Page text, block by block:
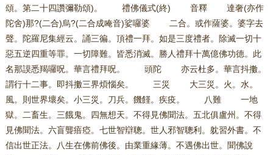
頌。第二十四讚彌勒頌)。 禮佛儀式(終) 音釋 達奢(亦作
陀舍)那?(二合)烏?(二合成唵音)娑囉婆 二合。或作薩婆。婆字去
聲。陀羅尼集經云。誦三徧。頂禮一拜。如是三度禮者。除滅一切十
惡五逆四重等罪。一切障難。皆悉消滅。勝人禮拜十萬億佛功德。此
名那謨悉羯囉呪。華言禮拜呪。 頭陀 亦云杜多。華言抖擻。
謂行十二事。即抖擻三界煩惱矣。 三災 大三災。火。水。
風。則世界壞矣。小三災。刀兵。饑饉。疾疫。 八難 一地
獄。二畜生。三餓鬼。四無想天。不得見佛聞法。五北俱盧州。不得
見佛聞法。六盲聾瘖瘂。七世智辯聰。世人邪智聰利。躭習外書。不
信出世正法。八生在佛前佛後。由業重緣薄。不遇佛出世。聞佛說